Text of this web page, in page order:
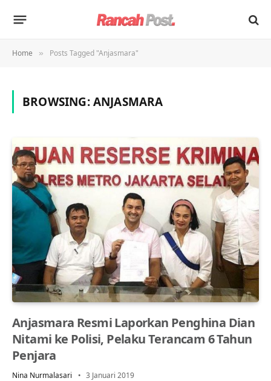
Home » Posts Tagged "Anjasmara"
BROWSING:ANJASMARA
Anjasmara Resmi Laporkan Penghina Dian
Nitami ke Polisi, Pelaku Terancam 6 Tahun
Penjara
Nina Nurmalasari 3 Januari 2019